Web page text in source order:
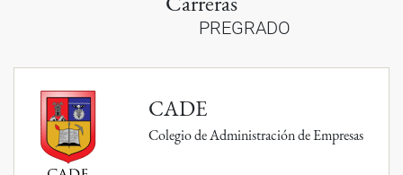
PREGRADO
CADE
Colegio de Administración de Empresas